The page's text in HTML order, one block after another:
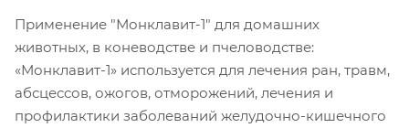
Применение "Монклавит-1" для домашних
животных, в коневодстве и пчеловодстве:
«Монклавит-1» используется для лечения ран, травм,
абсцессов, ожогов, отморожений, лечения и
профилактики заболеваний желудочно-кишечного